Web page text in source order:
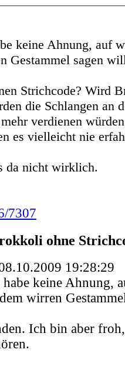
keine Ahnung, auf
Gestammel sagen
Strichcode? Wird
die Schlangen an
verdienen
es vielleicht nie
da nicht wirklich.
7307
ohne
19:28:29
keine Ahnung,
wirren
Ich bin aber